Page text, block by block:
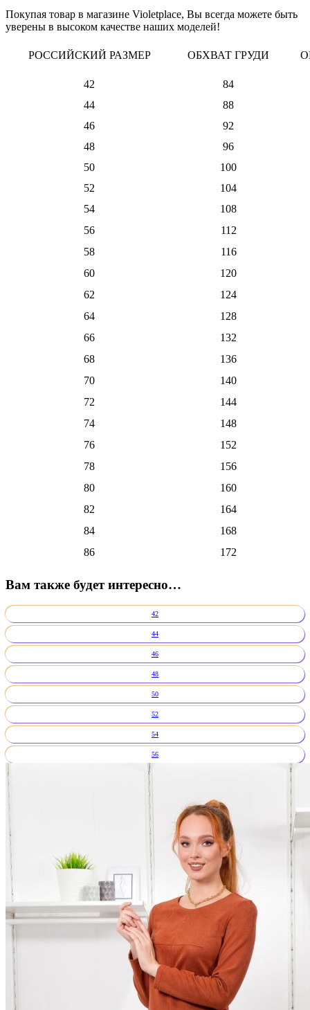
Покупая товар в магазине Violetplace, Вы всегда можете быть
уверены в высоком качестве наших моделей!
РОССИЙСКИЙ РАЗМЕР ОБХВАТ ГРУДИ
42
84
44
88
46
92
48
96
50
100
52
104
54
108
56
112
58
116
60
120
62
124
64
128
66
132
68
136
70
140
72
144
74
148
76
152
78
156
80
160
82
164
84
168
86
172
Вам также будет интересно…
42
44
46
48
50
52
54
56